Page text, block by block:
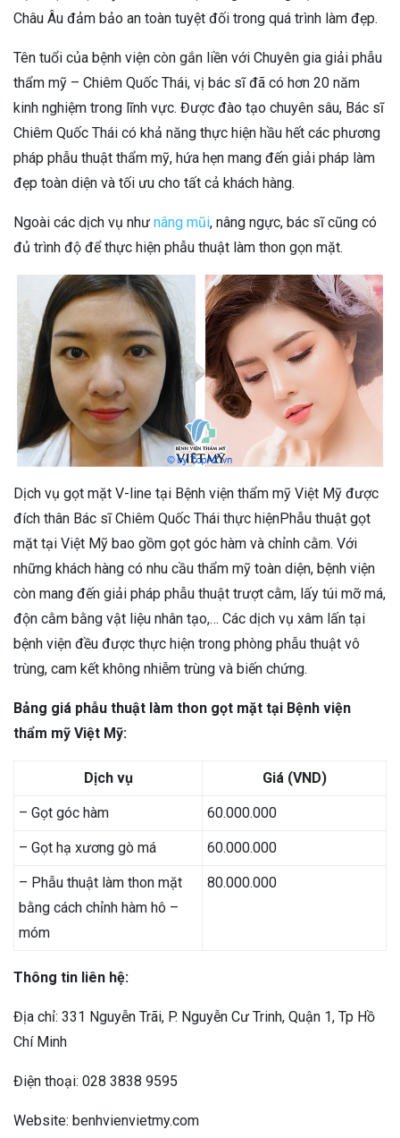
Châu Âu đảm bảo an toàn tuyệt đối trong quá trình làm đẹp.
Tên tuổi của bệnh viện còn gắn liền với Chuyên gia giải phẫu
thẩm mỹ – Chiêm Quốc Thái, vị bác sĩ đã có hơn 20 năm
kinh nghiệm trong lĩnh vực. Được đào tạo chuyên sâu, Bác sĩ
Chiêm Quốc Thái có khả năng thực hiện hầu hết các phương
pháp phẫu thuật thẩm mỹ, hứa hẹn mang đến giải pháp làm
đẹp toàn diện và tối ưu cho tất cả khách hàng.
Ngoài các dịch vụ như nâng mũi, nâng ngực, bác sĩ cũng có
đủ trình độ để thực hiện phẫu thuật làm thon gọn mặt.
Dịch vụ gọt mặt V-line tại Bệnh viện thẩm mỹ Việt Mỹ được
đích thân Bác sĩ Chiêm Quốc Thái thực hiệnPhẫu thuật gọt
mặt tại Việt Mỹ bao gồm gọt góc hàm và chỉnh cằm. Với
những khách hàng có nhu cầu thẩm mỹ toàn diện, bệnh viện
còn mang đến giải pháp phẫu thuật trượt cằm, lấy túi mỡ má,
độn cằm bằng vật liệu nhân tạo,… Các dịch vụ xâm lấn tại
bệnh viện đều được thực hiện trong phòng phẫu thuật vô
trùng, cam kết không nhiễm trùng và biến chứng.
Bảng giá phẫu thuật làm thon gọt mặt tại Bệnh viện
thẩm mỹ Việt Mỹ:
Dịch vụ Giá (VND)
– Gọt góc hàm 60.000.000
– Gọt hạ xương gò má 60.000.000
– Phẫu thuật làm thon mặt
bằng cách chỉnh hàm hô –
móm
80.000.000
Thông tin liên hệ:
Địa chỉ: 331 Nguyễn Trãi, P. Nguyễn Cư Trinh, Quận 1, Tp Hồ
Chí Minh
Điện thoại: 028 3838 9595
Website: benhvienvietmy.com